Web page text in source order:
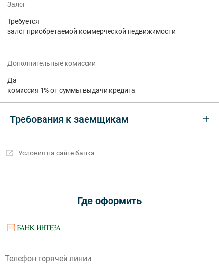
Залог
Требуется
залог приобретаемой коммерческой недвижимости
Дополнительные комиссии
Да
комиссия 1% от суммы выдачи кредита
Требования к заемщикам
Условия на сайте банка
Где оформить
Телефон горячей линии